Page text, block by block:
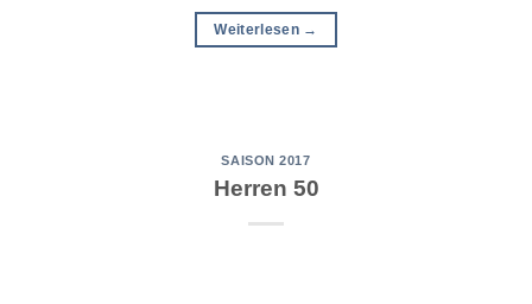
Weiterlesen →
SAISON 2017
Herren 50